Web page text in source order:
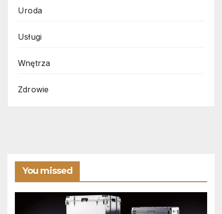
Uroda
Usługi
Wnętrza
Zdrowie
You missed